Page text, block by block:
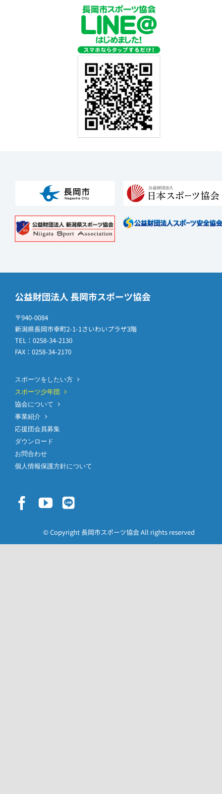
公益財団法人 長岡市スポーツ協会
〒940-0084
新潟県長岡市幸町2-1-1さいわいプラザ3階
TEL：0258-34-2130
FAX：0258-34-2170
スポーツをしたい方
スポーツ少年団
協会について
事業紹介
応援団会員募集
ダウンロード
お問合わせ
個人情報保護方針について
© Copyright 長岡市スポーツ協会 All rights reserved